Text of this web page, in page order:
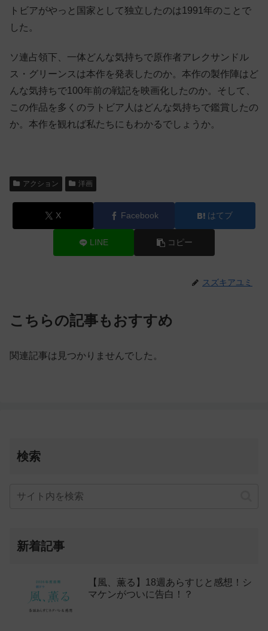
トビアがやっと国家として独立したのは1991年のことで
した。
ソ連占領下、一体どんな気持ちで原作者アレクサンドル
ス・グリーンスは本作を発表したのか。本作の製作陣はど
んな気持ちで100年前の戦記を映画化したのか。そして、
この作品を多くのラトビア人はどんな気持ちで鑑賞したの
か。本作を観れば私たちにもわかるでしょうか。
アクション 洋画
X Facebook はてブ
LINE コピー
スズキアユミ
こちらの記事もおすすめ
関連記事は見つかりませんでした。
検索
新着記事
【風、薫る】18週あらすじと感想！シ
マケンがついに告白！？